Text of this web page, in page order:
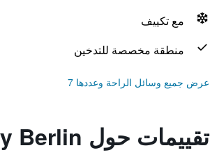
مع تكييف
منطقة مخصصة للتدخين
عرض جميع وسائل الراحة وعددها 7
تقييمات حول Vienna House Easy Berlin